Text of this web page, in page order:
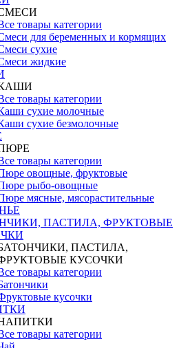
товары категории
для беременных и кормящих
сухие
жидкие
товары категории
сухие молочные
сухие безмолочные
товары категории
овощные, фруктовые
рыбо-овощные
мясные, мясорастительные
ПАСТИЛА, ФРУКТОВЫЕ
ПАСТИЛА,
КУСОЧКИ
товары категории
кусочки
товары категории